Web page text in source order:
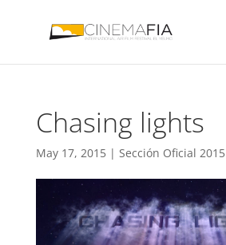
Chasing lights
May 17, 2015| Sección Oficial 2015